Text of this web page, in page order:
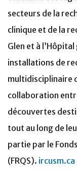
secteurs de la
clinique et de la
Glen et à
installations de
multidisciplinaire
collaboration
découvertes
tout au long de
partie par le
(FRQS). ircusm.ca